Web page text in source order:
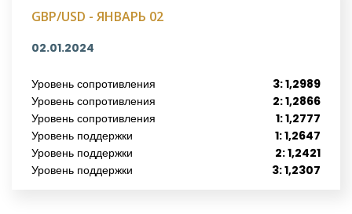
GBP/USD - ЯНВАРЬ 02
02.01.2024
Уровень сопротивления
3: 1,2989
Уровень сопротивления
2: 1,2866
Уровень сопротивления
1: 1,2777
Уровень поддержки
1: 1,2647
Уровень поддержки
2: 1,2421
Уровень поддержки
3: 1,2307